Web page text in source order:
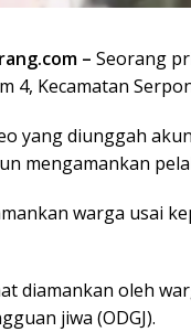
– Seorang
4, Kecamatan
yang diunggah
mengamankan
warga usai
diamankan oleh
jiwa (ODGJ).